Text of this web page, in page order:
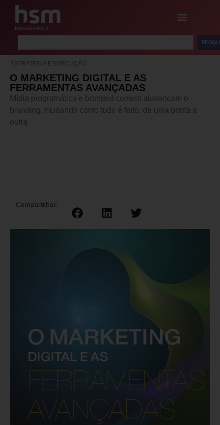
ESTRATÉGIA E EXECUÇÃO
O MARKETING DIGITAL E AS
FERRAMENTAS AVANÇADAS
Mídia programática e branded content alavancam o
branding, mudando como tudo é feito, de uma ponta a
outra
Compartilhar: